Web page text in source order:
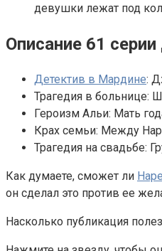
девушки лежат под
Описание 61
Детектив в Мардине:
Трагедия в больнице:
Героизм Альи: Мать
Крах семьи: Между
Трагедия на свадьбе:
Как думаете, сможет ли
он сделал это против ее
Насколько публикация